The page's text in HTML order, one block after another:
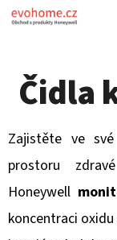
Přejít
Čidla
Zajistěte ve
prostoru
Honeywell
koncentraci
K
C
O
P
O
T